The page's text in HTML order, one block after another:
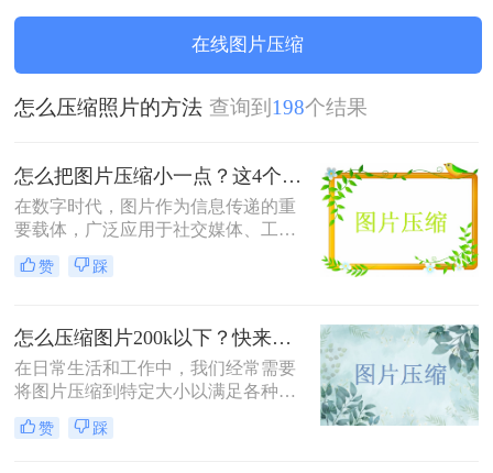
装，高效办公。
在线图片压缩
怎么压缩照片的方法 查询到 198个结果
怎么把图片压缩小一点？这4个方法都可以！赶紧试试！
在数字时代，图片作为信息传递的重
要载体，广泛应用于社交媒体、工作
文档、在线购物等多个领域。然而，
高清图片往往伴随着庞大的文件体
率。无论是制作PPT、上传电商商品
图，还是发送邮件附件，压缩图片已
成为一项必备技能。那么怎么把图片
压缩小一点呢？本文从压缩效果、操
作难度、处理速度、隐私安全四个维
赞 踩
怎么压缩图片200k以下？快来试试这4种压缩方法!！
在日常生活和工作中，我们经常需要
将图片压缩到特定大小以满足各种需
求，比如上传至社交媒体、发送电子
邮件或存储到移动设备中。那么怎么
赞 踩